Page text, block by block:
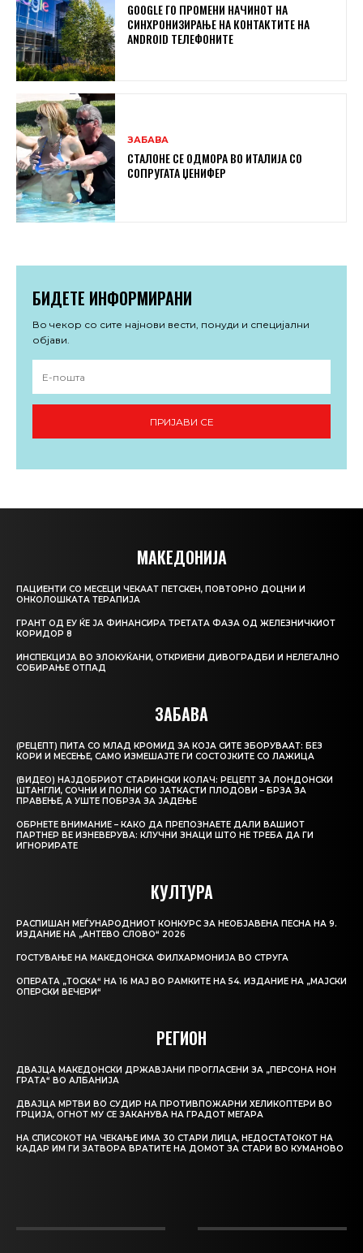
GOOGLE ГО ПРОМЕНИ НАЧИНОТ НА
СИНХРОНИЗИРАЊЕ НА КОНТАКТИТЕ НА
ANDROID ТЕЛЕФОНИТЕ
ЗАБАВА
СТАЛОНЕ СЕ ОДМОРА ВО ИТАЛИЈА СО
СОПРУГАТА ЏЕНИФЕР
БИДЕТЕ ИНФОРМИРАНИ
Во чекор со сите најнови вести, понуди и специјални
објави.
ПРИЈАВИ СЕ
МАКЕДОНИЈА
ПАЦИЕНТИ СО МЕСЕЦИ ЧЕКААТ ПЕТСКЕН, ПОВТОРНО ДОЦНИ И
ОНКОЛОШКАТА ТЕРАПИЈА
ГРАНТ ОД ЕУ ЌЕ ЈА ФИНАНСИРА ТРЕТАТА ФАЗА ОД ЖЕЛЕЗНИЧКИОТ
КОРИДОР 8
ИНСПЕКЦИЈА ВО ЗЛОКУЌАНИ, ОТКРИЕНИ ДИВОГРАДБИ И НЕЛЕГАЛНО
СОБИРАЊЕ ОТПАД
ЗАБАВА
(РЕЦЕПТ) ПИТА СО МЛАД КРОМИД ЗА КОЈА СИТЕ ЗБОРУВААТ: БЕЗ
КОРИ И МЕСЕЊЕ, САМО ИЗМЕШАЈТЕ ГИ СОСТОЈКИТЕ СО ЛАЖИЦА
(ВИДЕО) НАЈДОБРИОТ СТАРИНСКИ КОЛАЧ: РЕЦЕПТ ЗА ЛОНДОНСКИ
ШТАНГЛИ, СОЧНИ И ПОЛНИ СО ЈАТКАСТИ ПЛОДОВИ – БРЗА ЗА
ПРАВЕЊЕ, А УШТЕ ПОБРЗА ЗА ЈАДЕЊЕ
ОБРНЕТЕ ВНИМАНИЕ – КАКО ДА ПРЕПОЗНАЕТЕ ДАЛИ ВАШИОТ
ПАРТНЕР ВЕ ИЗНЕВЕРУВА: КЛУЧНИ ЗНАЦИ ШТО НЕ ТРЕБА ДА ГИ
ИГНОРИРАТЕ
КУЛТУРА
РАСПИШАН МЕЃУНАРОДНИОТ КОНКУРС ЗА НЕОБЈАВЕНА ПЕСНА НА 9.
ИЗДАНИЕ НА „АНТЕВО СЛОВО“ 2026
ГОСТУВАЊЕ НА МАКЕДОНСКА ФИЛХАРМОНИЈА ВО СТРУГА
ОПЕРАТА „ТОСКА“ НА 16 МАЈ ВО РАМКИТЕ НА 54. ИЗДАНИЕ НА „МАЈСКИ
ОПЕРСКИ ВЕЧЕРИ“
РЕГИОН
ДВАЈЦА МАКЕДОНСКИ ДРЖАВЈАНИ ПРОГЛАСЕНИ ЗА „ПЕРСОНА НОН
ГРАТА“ ВО АЛБАНИЈА
ДВАЈЦА МРТВИ ВО СУДИР НА ПРОТИВПОЖАРНИ ХЕЛИКОПТЕРИ ВО
ГРЦИЈА, ОГНОТ МУ СЕ ЗАКАНУВА НА ГРАДОТ МЕГАРА
НА СПИСОКОТ НА ЧЕКАЊЕ ИМА 30 СТАРИ ЛИЦА, НЕДОСТАТОКОТ НА
КАДАР ИМ ГИ ЗАТВОРА ВРАТИТЕ НА ДОМОТ ЗА СТАРИ ВО КУМАНОВО